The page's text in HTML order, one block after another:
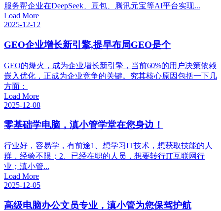
服务帮企业在DeepSeek、豆包、腾讯元宝等AI平台实现...
Load More
2025-12-12
GEO企业增长新引擎,提早布局GEO是个
GEO的爆火，成为企业增长新引擎，当前60%的用户决策依赖
嵌入优化，正成为企业竞争的关键。究其核心原因包括一下几
方面：
Load More
2025-12-08
零基础学电脑，滇小管学堂在您身边！
行业好，容易学，有前途1、想学习IT技术，想获取技能的人
群，经验不限；2、已经在职的人员，想要转行IT互联网行
业；滇小管...
Load More
2025-12-05
高级电脑办公文员专业，滇小管为您保驾护航